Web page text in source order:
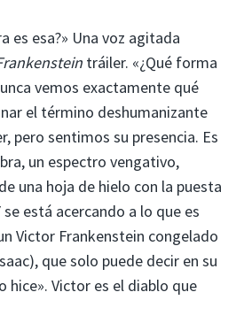
es esa?» Una voz agitada
tráiler. «¿Qué forma
vemos exactamente qué
el término deshumanizante
pero sentimos su presencia. Es
un espectro vengativo,
una hoja de hielo con la puesta
se está acercando a lo que es
Victor Frankenstein congelado
que solo puede decir en su
hice». Victor es el diablo que